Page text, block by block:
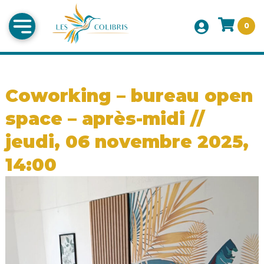
0
Coworking – bureau open
space – après-midi //
jeudi, 06 novembre 2025,
14:00